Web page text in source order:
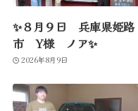
✨８月９日 兵庫県姫路
市 Y様 ノア✨
2026年8月9日